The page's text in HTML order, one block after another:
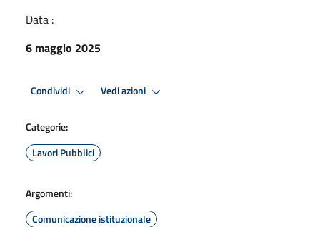
Data :
6 maggio 2025
Condividi Vedi azioni
Categorie:
Lavori Pubblici
Argomenti:
Comunicazione istituzionale